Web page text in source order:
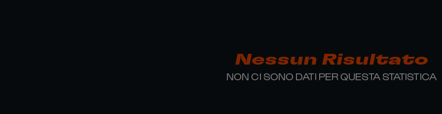
Nessun Risultato
NON CI SONO DATI PER QUESTA STATISTICA